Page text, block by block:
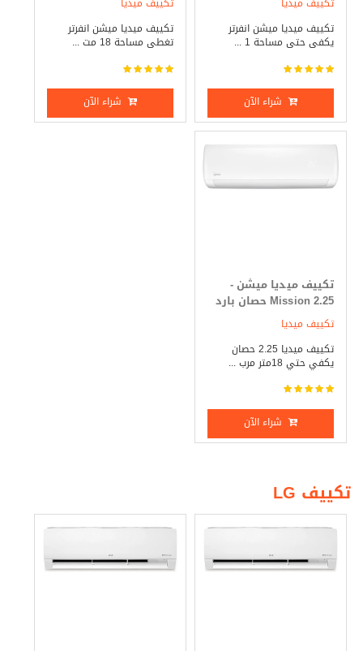
تكييف ميديا
تكييف ميديا ميشن انفرتر
يكفى حتى مساحة 1 ...
شراء الآن
تكييف ميديا
تكييف ميديا ميشن انفرتر
تغطى مساحة 18 مت ...
شراء الآن
تكييف ميديا ميشن -
Mission 2.25 حصان بارد
_ ساخن
تكييف ميديا
تكييف ميديا 2.25 حصان
يكفي حتي 18متر مرب ...
شراء الآن
تكييف LG